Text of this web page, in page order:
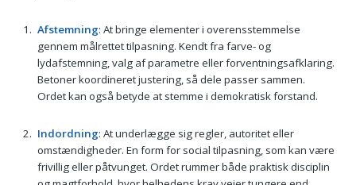
Afstemning: At bringe elementer i overensstemmelse
gennem målrettet tilpasning. Kendt fra farve- og
lydafstemning, valg af parametre eller forventningsafklaring.
Betoner koordineret justering, så dele passer sammen.
Ordet kan også betyde at stemme i demokratisk forstand.
Indordning: At underlægge sig regler, autoritet eller
omstændigheder. En form for social tilpasning, som kan være
frivillig eller påtvunget. Ordet rummer både praktisk disciplin